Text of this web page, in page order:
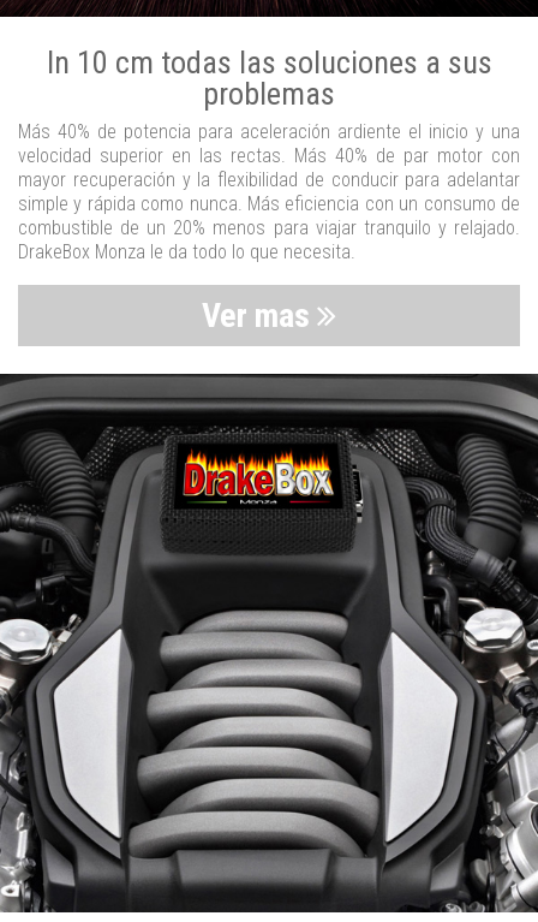
In 10 cm todas las soluciones a sus
problemas
Más 40% de potencia para aceleración ardiente el inicio y una
velocidad superior en las rectas. Más 40% de par motor con
mayor recuperación y la flexibilidad de conducir para adelantar
simple y rápida como nunca. Más eficiencia con un consumo de
combustible de un 20% menos para viajar tranquilo y relajado.
DrakeBox Monza le da todo lo que necesita.
Ver mas